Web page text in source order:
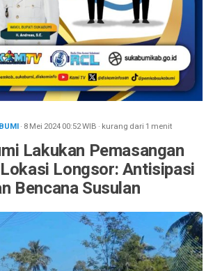
· 8 Mei 202400:52WIB · kurang dari 1 menit
Lakukan Pemasangan
Longsor: Antisipasi
Bencana Susulan